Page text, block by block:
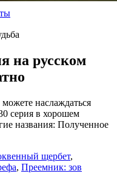
на русском
наслаждаться
серия в хорошем
названия: Полученное
щербет,
, Преемник: зов